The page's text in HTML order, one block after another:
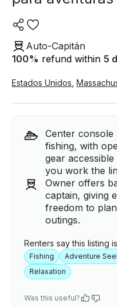
Auto-Capitán
100% refund within 5
Estados Unidos
Center
fishing, with
gear
you work the
Owner offers
captain, giving
freedom to
outings.
Renters say this listing
Fishing Adventure
Relaxation
Was this useful?